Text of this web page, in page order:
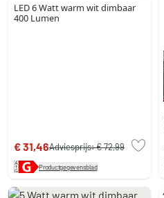
LED 6 Watt warm wit dimbaar
400 Lumen
€ 31,46Adviesprijs:€ 72,99
Productgegevensblad